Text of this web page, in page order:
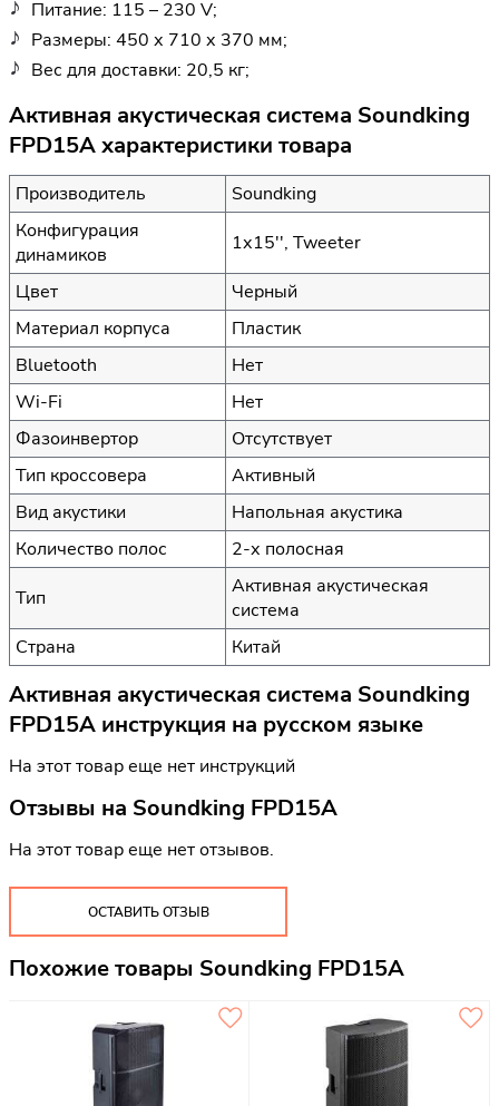
Питание: 115 – 230 V;
Размеры: 450 х 710 х 370 мм;
Вес для доставки: 20,5 кг;
Активная акустическая система Soundking
FPD15A характеристики товара
Производитель
Soundking
Конфигурация
динамиков
1х15'', Tweeter
Цвет
Черный
Материал корпуса
Пластик
Bluetooth
Нет
Wi-Fi
Нет
Фазоинвертор
Отсутствует
Тип кроссовера
Активный
Вид акустики
Напольная акустика
Количество полос
2-х полосная
Тип
Активная акустическая
система
Страна
Китай
Активная акустическая система Soundking
FPD15A инструкция на русском языке
На этот товар еще нет инструкций
Отзывы на Soundking FPD15A
На этот товар еще нет отзывов.
ОСТАВИТЬ ОТЗЫВ
Похожие товары Soundking FPD15A